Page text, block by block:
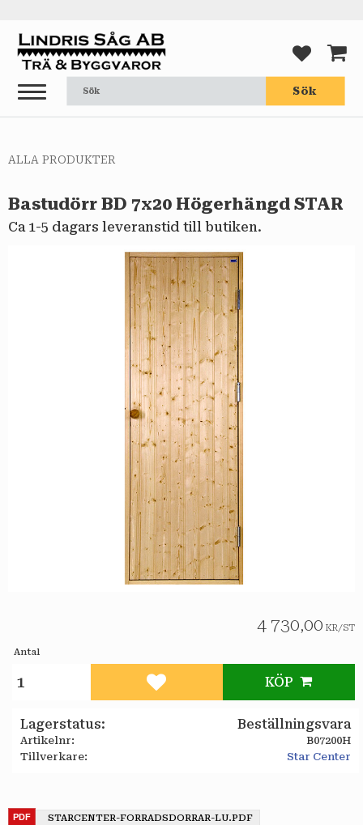
Meny
Sök
ALLA PRODUKTER
Bastudörr BD 7x20 Högerhängd STAR
Ca 1-5 dagars leveranstid till butiken.
4 730,00 KR/ST
Antal
KÖP
Lägg till i favoriter
Lagerstatus Beställningsvara
Artikelnr
B07200H
Tillverkare
Star Center
STARCENTER-FORRADSDORRAR-LU.PDF